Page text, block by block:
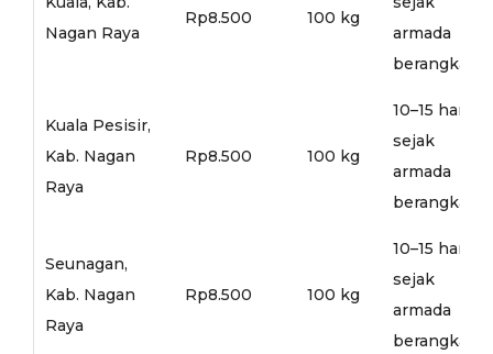
Nagan Raya
Rp8.500 100 kg
armada
berangkat
Kuala Pesisir,
Kab. Nagan
Raya
Rp8.500 100 kg
10–15 hari
sejak
armada
berangkat
Seunagan,
Kab. Nagan
Raya
Rp8.500 100 kg
10–15 hari
sejak
armada
berangkat